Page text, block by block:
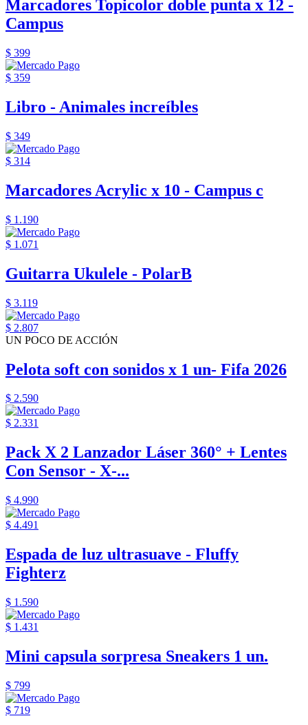
Marcadores Topicolor doble punta x 12 -
Campus
$ 399
$ 359
Libro - Animales increíbles
$ 349
$ 314
Marcadores Acrylic x 10 - Campus c
$ 1.190
$ 1.071
Guitarra Ukulele - PolarB
$ 3.119
$ 2.807
UN POCO DE ACCIÓN
Pelota soft con sonidos x 1 un- Fifa 2026
$ 2.590
$ 2.331
Pack X 2 Lanzador Láser 360° + Lentes
Con Sensor - X-...
$ 4.990
$ 4.491
Espada de luz ultrasuave - Fluffy
Fighterz
$ 1.590
$ 1.431
Mini capsula sorpresa Sneakers 1 un.
$ 799
$ 719